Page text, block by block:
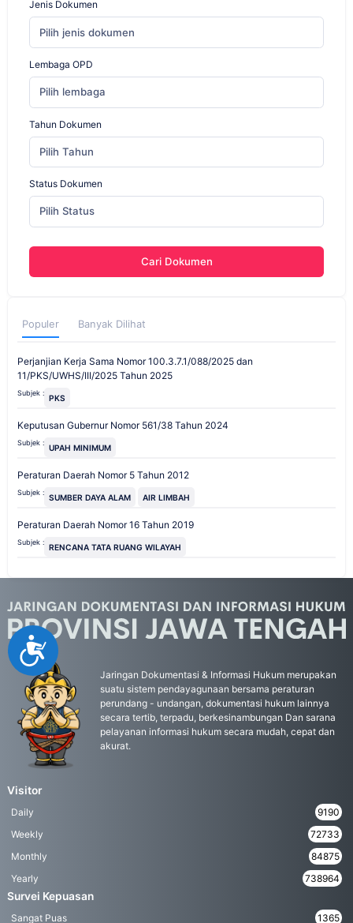
Accessibility
Jenis Dokumen
Pilih jenis dokumen
Lembaga OPD
Pilih lembaga
Tahun Dokumen
Pilih Tahun
Status Dokumen
Pilih Status
Cari Dokumen
Populer Banyak Dilihat
Perjanjian Kerja Sama Nomor 100.3.7.1/088/2025 dan
11/PKS/UWHS/III/2025 Tahun 2025
Subjek : PKS
Keputusan Gubernur Nomor 561/38 Tahun 2024
Subjek : UPAH MINIMUM
Peraturan Daerah Nomor 5 Tahun 2012
Subjek : SUMBER DAYA ALAM AIR LIMBAH
Peraturan Daerah Nomor 16 Tahun 2019
Subjek : RENCANA TATA RUANG WILAYAH
Jaringan Dokumentasi & Informasi Hukum merupakan
suatu sistem pendayagunaan bersama peraturan
perundang - undangan, dokumentasi hukum lainnya
secara tertib, terpadu, berkesinambungan Dan sarana
pelayanan informasi hukum secara mudah, cepat dan
akurat.
Visitor
Daily
9190
Weekly
72733
Monthly
84875
Yearly
738964
Survei Kepuasan
Sangat Puas 1365